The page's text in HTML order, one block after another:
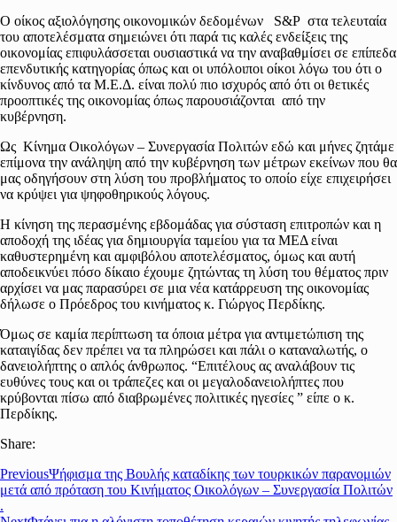
Ο οίκος αξιολόγησης οικονομικών δεδομένων S&P στα τελευταία
του αποτελέσματα σημειώνει ότι παρά τις καλές ενδείξεις της
οικονομίας επιφυλάσσεται ουσιαστικά να την αναβαθμίσει σε επίπεδα
επενδυτικής κατηγορίας όπως και οι υπόλοιποι οίκοι λόγω του ότι ο
κίνδυνος από τα Μ.Ε.Δ. είναι πολύ πιο ισχυρός από ότι οι θετικές
προοπτικές της οικονομίας όπως παρουσιάζονται από την
κυβέρνηση.
Ως Κίνημα Οικολόγων – Συνεργασία Πολιτών εδώ και μήνες ζητάμε
επίμονα την ανάληψη από την κυβέρνηση των μέτρων εκείνων που θα
μας οδηγήσουν στη λύση του προβλήματος το οποίο είχε επιχειρήσει
να κρύψει για ψηφοθηρικούς λόγους.
Η κίνηση της περασμένης εβδομάδας για σύσταση επιτροπών και η
αποδοχή της ιδέας για δημιουργία ταμείου για τα ΜΕΔ είναι
καθυστερημένη και αμφιβόλου αποτελέσματος, όμως και αυτή
αποδεικνύει πόσο δίκαιο έχουμε ζητώντας τη λύση του θέματος πριν
αρχίσει να μας παρασύρει σε μια νέα κατάρρευση της οικονομίας
δήλωσε ο Πρόεδρος του κινήματος κ. Γιώργος Περδίκης.
Όμως σε καμία περίπτωση τα όποια μέτρα για αντιμετώπιση της
καταιγίδας δεν πρέπει να τα πληρώσει και πάλι ο καταναλωτής, ο
δανειολήπτης ο απλός άνθρωπος. “Επιτέλους ας αναλάβουν τις
ευθύνες τους και οι τράπεζες και οι μεγαλοδανειολήπτες που
κρύβονται πίσω από διαβρωμένες πολιτικές ηγεσίες ” είπε ο κ.
Περδίκης.
Share:
PreviousΨήφισμα της Βουλής καταδίκης των τουρκικών παρανομιών
μετά από πρόταση του Κινήματος Οικολόγων – Συνεργασία Πολιτών
.